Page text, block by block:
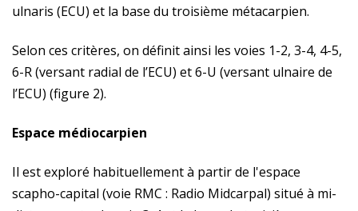
ulnaris (ECU) et la base du troisième métacarpien.
Selon ces critères, on définit ainsi les voies 1-2, 3-4, 4-5,
6-R (versant radial de l’ECU) et 6-U (versant ulnaire de
l’ECU) (figure 2).
Espace médiocarpien
Il est exploré habituellement à partir de l'espace
scapho-capital (voie RMC : Radio Midcarpal) situé à mi-